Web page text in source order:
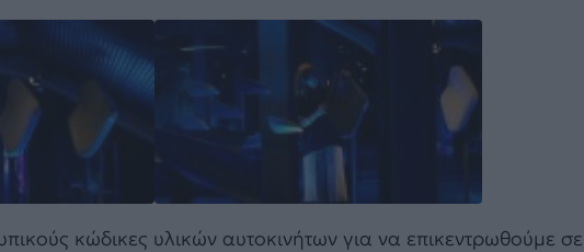
κώδικες υλικών αυτοκινήτων για να επικεντρωθούμε